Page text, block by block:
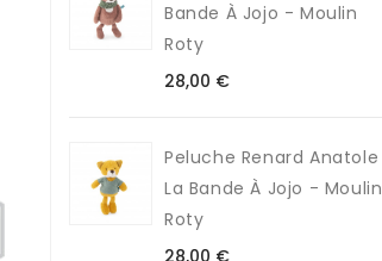
Bande À Jojo - Moulin
Roty
28,00 €Prix
Peluche Renard Anatole
La Bande À Jojo - Moulin
Roty
28,00 €Prix